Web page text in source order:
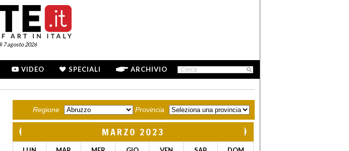
7 agosto 2026
VIDEO SPECIALI ARCHIVIO
Regione Provincia
MARZO 2023